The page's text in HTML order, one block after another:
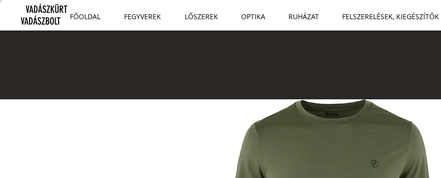
FŐOLDAL FEGYVEREK LŐSZEREK OPTIKA RUHÁZAT FELSZERELÉSEK, KIEGÉSZÍTŐK
VADÁSZKÜRT
VADÁSZBOLT